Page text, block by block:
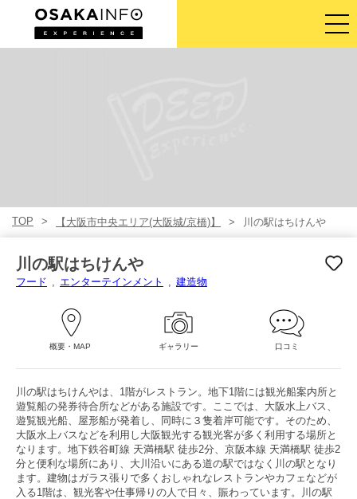
ログイン／登録
日本語
TOP 【大阪市中央エリア(大阪城/京橋)】 川の駅はちけんや
川の駅はちけんや
フード エンターテインメント 建造物
概要・MAP ギャラリー 口コミ
川の駅はちけんやは、1階がレストラン。地下1階には観光船案内所と
遊覧船の発券待合所などがある施設です。ここでは、大阪水上バス、
遊覧観光船、屋形船が発着し、同時に３隻着岸可能です。そのため、
大阪水上バスなどを利用し大阪観光する観光客が多く利用する場所と
なります。地下鉄谷町線 天満橋駅 徒歩2分、京阪本線 天満橋駅 徒歩2
分と便利な場所にあり、大川沿いにある道の駅ではなく川の駅となり
ます。建物はガラス張りで多くおしゃれなレストランやカフェなどが
入る1階は、観光客や仕事帰りの人で日々、賑わっています。川の駅